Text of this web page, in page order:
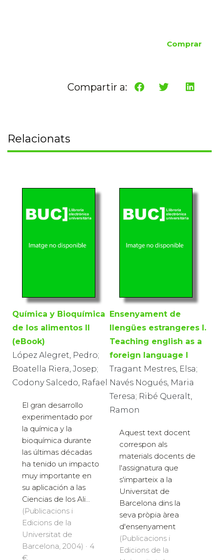
Comprar
Compartir a:
Relacionats
Química y Bioquímica
de los alimentos II
(eBook)
López Alegret, Pedro;
Boatella Riera, Josep;
Codony Salcedo, Rafael
El gran desarrollo
experimentado por
la química y la
bioquímica durante
las últimas décadas
ha tenido un impacto
muy importante en
su aplicación a las
Ciencias de los Ali...
(Publicacions i
Edicions de la
Universitat de
Barcelona, 2004) · 4
€
Ensenyament de
llengües estrangeres I.
Teaching english as a
foreign language I
Tragant Mestres, Elsa;
Navés Nogués, Maria
Teresa; Ribé Queralt,
Ramon
Aquest text docent
correspon als
materials docents de
l'assignatura que
s'imparteix a la
Universitat de
Barcelona dins la
seva pròpia àrea
d'ensenyament
(Publicacions i
Edicions de la